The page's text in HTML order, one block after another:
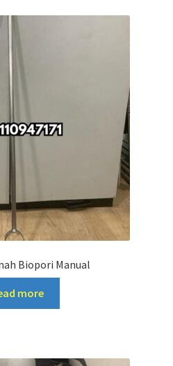
Biopori Manual
more